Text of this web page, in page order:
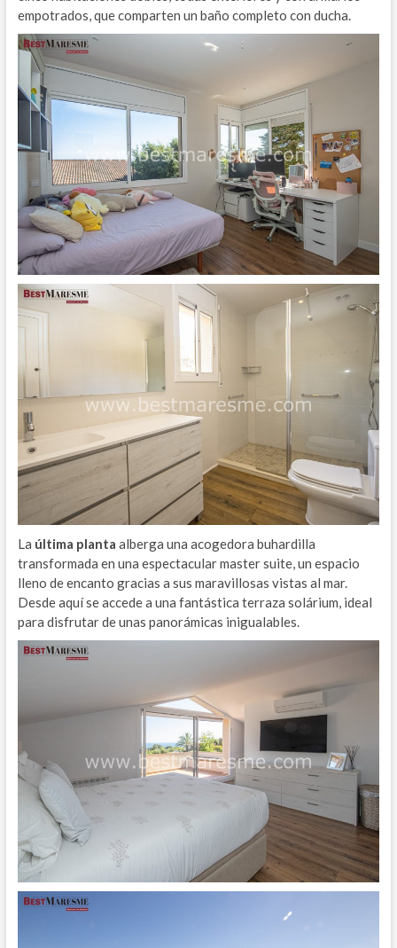
empotrados, que comparten un baño completo con ducha.
La última planta alberga una acogedora buhardilla
transformada en una espectacular master suite, un espacio
lleno de encanto gracias a sus maravillosas vistas al mar.
Desde aquí se accede a una fantástica terraza solárium, ideal
para disfrutar de unas panorámicas inigualables.